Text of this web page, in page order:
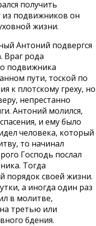
получить
из подвижников он
жизни.
Антоний подвергся
Враг рода
подвижника
пути, тоской по
к плотскому греху, но
непрестанно
Антоний молился,
и ему было
человека, который
то начинал
Господь послал
Тогда
порядок своей жизни.
а иногда один раз
в молитве,
третью или
бдения.